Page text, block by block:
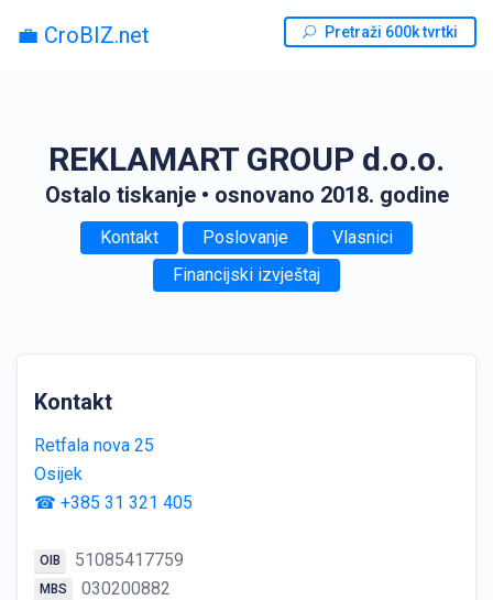
💼 CroBIZ.net Pretraži 600k tvrtki
REKLAMART GROUP d.o.o.
Ostalo tiskanje • osnovano 2018. godine
Kontakt Poslovanje
Vlasnici
Financijski izvještaj
Kontakt
Retfala nova 25
Osijek
☎ +385 31 321 405
OIB 51085417759
MBS 030200882